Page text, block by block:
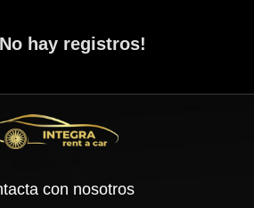
No hay registros!
con nosotros